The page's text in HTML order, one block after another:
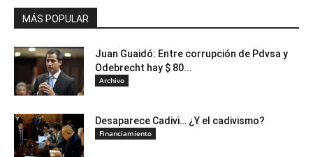
MÁS POPULAR
Juan Guaidó: Entre corrupción de Pdvsa y
Odebrecht hay $ 80...
Archivo
Desaparece Cadivi… ¿Y el cadivismo?
Financiamiento